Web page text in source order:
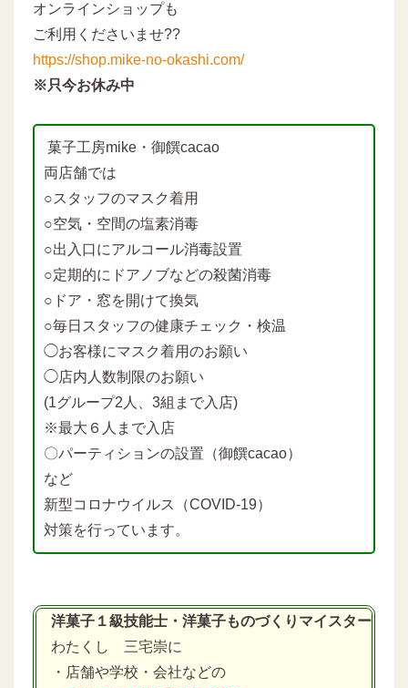
オンラインショップも
ご利用くださいませ??
https://shop.mike-no-okashi.com/
※只今お休み中
菓子工房mike・御饌cacao
両店舗では
○スタッフのマスク着用
○空気・空間の塩素消毒
○出入口にアルコール消毒設置
○定期的にドアノブなどの殺菌消毒
○ドア・窓を開けて換気
○毎日スタッフの健康チェック・検温
◯お客様にマスク着用のお願い
◯店内人数制限のお願い
(1グループ2人、3組まで入店)
※最大６人まで入店
〇パーティションの設置（御饌cacao）
など
新型コロナウイルス（COVID-19）
対策を行っています。
洋菓子１級技能士・洋菓子ものづくりマイスター
わたくし 三宅崇に
・店舗や学校・会社などの